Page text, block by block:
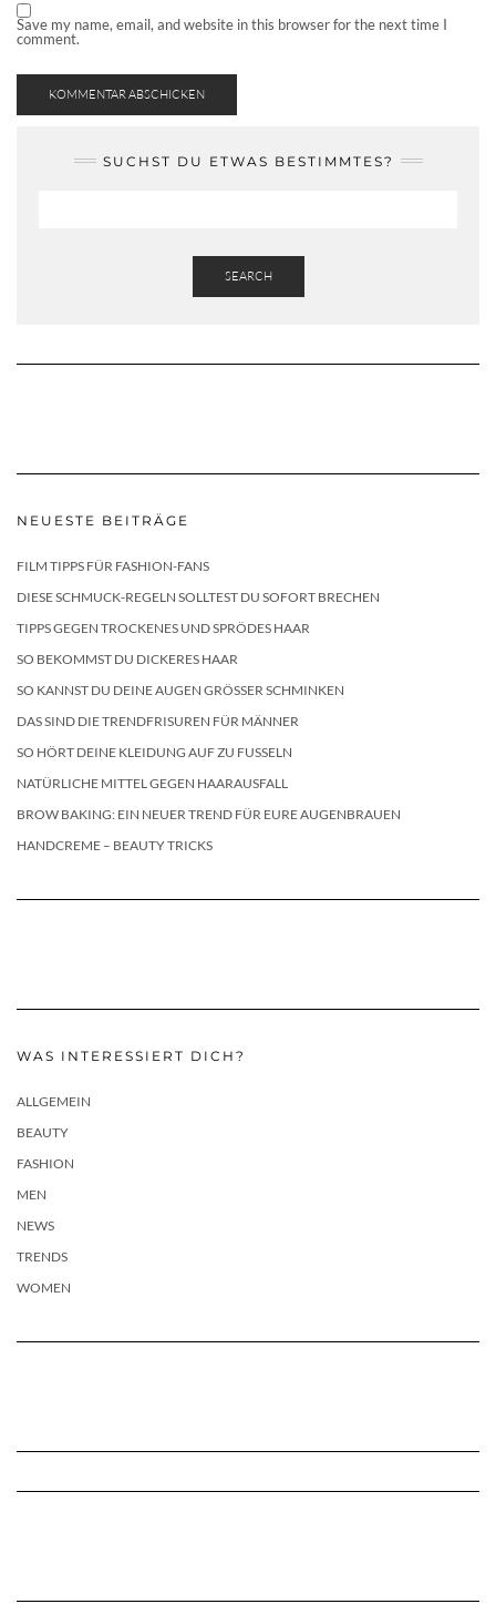
Save my name, email, and website in this browser for the next time I
comment.
SUCHST DU ETWAS BESTIMMTES?
SEARCH
NEUESTE BEITRÄGE
FILM TIPPS FÜR FASHION-FANS
DIESE SCHMUCK-REGELN SOLLTEST DU SOFORT BRECHEN
TIPPS GEGEN TROCKENES UND SPRÖDES HAAR
SO BEKOMMST DU DICKERES HAAR
SO KANNST DU DEINE AUGEN GRÖSSER SCHMINKEN
DAS SIND DIE TRENDFRISUREN FÜR MÄNNER
SO HÖRT DEINE KLEIDUNG AUF ZU FUSSELN
NATÜRLICHE MITTEL GEGEN HAARAUSFALL
BROW BAKING: EIN NEUER TREND FÜR EURE AUGENBRAUEN
HANDCREME – BEAUTY TRICKS
WAS INTERESSIERT DICH?
ALLGEMEIN
BEAUTY
FASHION
MEN
NEWS
TRENDS
WOMEN